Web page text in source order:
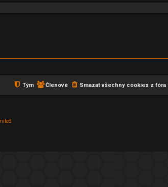
Smazat všechny cookies z fóra
Členové
Tým